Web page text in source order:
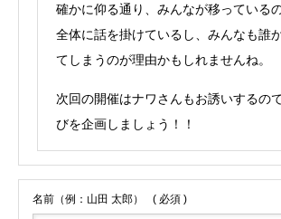
確かに仰る通り、みんなが移っている
全体に話を掛けているし、みんなも誰
てしまうのが理由かもしれませんね。
次回の開催はナワさんもお誘いするの
びを企画しましょう！！
名前（例：山田 太郎） ( 必須 )